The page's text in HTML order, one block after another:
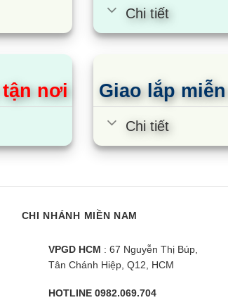
chúng tôi có mặt ở cả 2 miền
nhất.
rộngkho hàng trên toàn quốc. Từ
cả phải chăng
Chi tiết
nơi Giao lắp
Chi tiết
CHI NHÁNH MIỀN NAM
VPGD HCM : 67 Nguyễn Thị Búp,
Tân Chánh Hiệp, Q12, HCM
HOTLINE 0982.069.704